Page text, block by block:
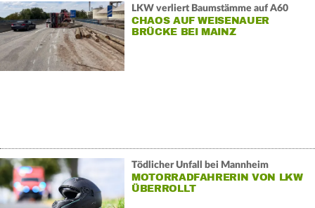
LKW verliert Baumstämme auf A60
CHAOS AUF WEISENAUER
BRÜCKE BEI MAINZ
Tödlicher Unfall bei Mannheim
MOTORRADFAHRERIN VON LKW
ÜBERROLLT